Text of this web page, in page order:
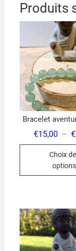
Produits
Bracelet
€15,00 – €
Choix
options